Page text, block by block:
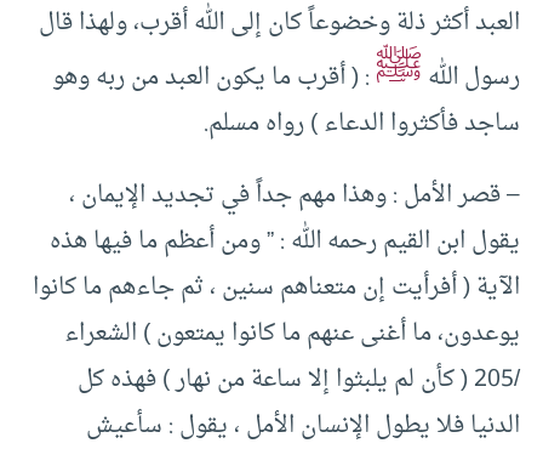
العبد أكثر ذلة وخضوعاً كان إلى الله أقرب، ولهذا قال
رسول اللهﷺ: ( أقرب ما يكون العبد من ربه وهو
ساجد فأكثروا الدعاء ) رواه مسلم.
– قصر الأمل : وهذا مهم جداً في تجديد الإيمان ،
يقول ابن القيم رحمه الله : ” ومن أعظم ما فيها هذه
الآية ( أفرأيت إن متعناهم سنين ، ثم جاءهم ما كانوا
يوعدون، ما أغنى عنهم ما كانوا يمتعون ) الشعراء
/205 ( كأن لم يلبثوا إلا ساعة من نهار ) فهذه كل
الدنيا فلا يطول الإنسان الأمل ، يقول : سأعيش